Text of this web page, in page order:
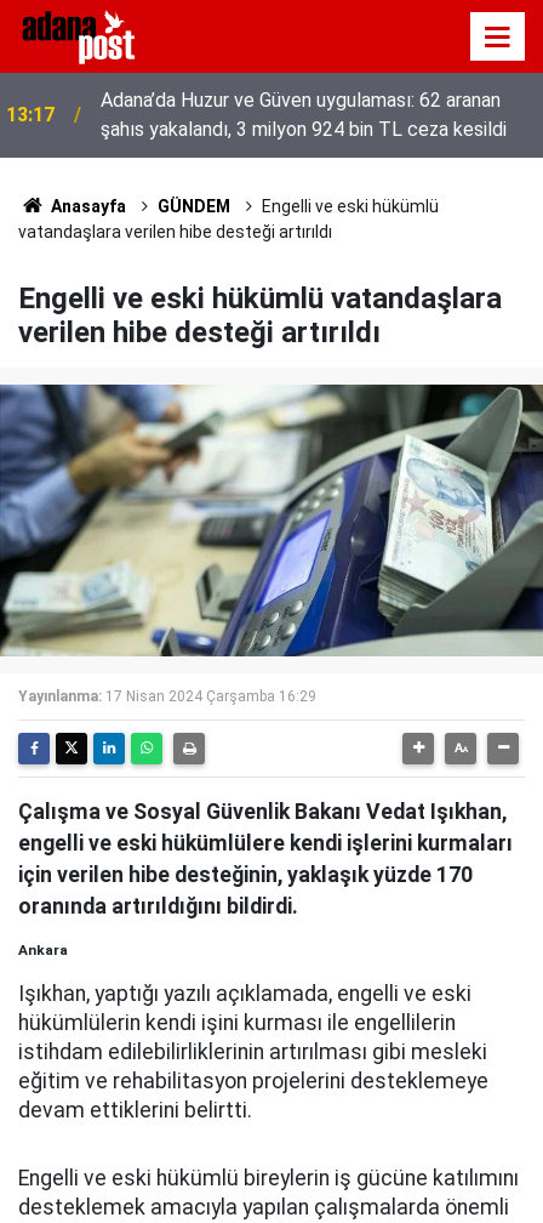
13:01
52 yıldır el emeğiyle üretiyor, mesleğin yok
olmamasına karşı direniyor
Anasayfa GÜNDEM
Engelli ve eski hükümlü
vatandaşlara verilen hibe desteği artırıldı
Engelli ve eski hükümlü vatandaşlara
verilen hibe desteği artırıldı
Yayınlanma: 17 Nisan 2024 Çarşamba 16:29
Çalışma ve Sosyal Güvenlik Bakanı Vedat Işıkhan,
engelli ve eski hükümlülere kendi işlerini kurmaları
için verilen hibe desteğinin, yaklaşık yüzde 170
oranında artırıldığını bildirdi.
Ankara
Işıkhan, yaptığı yazılı açıklamada, engelli ve eski
hükümlülerin kendi işini kurması ile engellilerin
istihdam edilebilirliklerinin artırılması gibi mesleki
eğitim ve rehabilitasyon projelerini desteklemeye
devam ettiklerini belirtti.
Engelli ve eski hükümlü bireylerin iş gücüne katılımını
desteklemek amacıyla yapılan çalışmalarda önemli